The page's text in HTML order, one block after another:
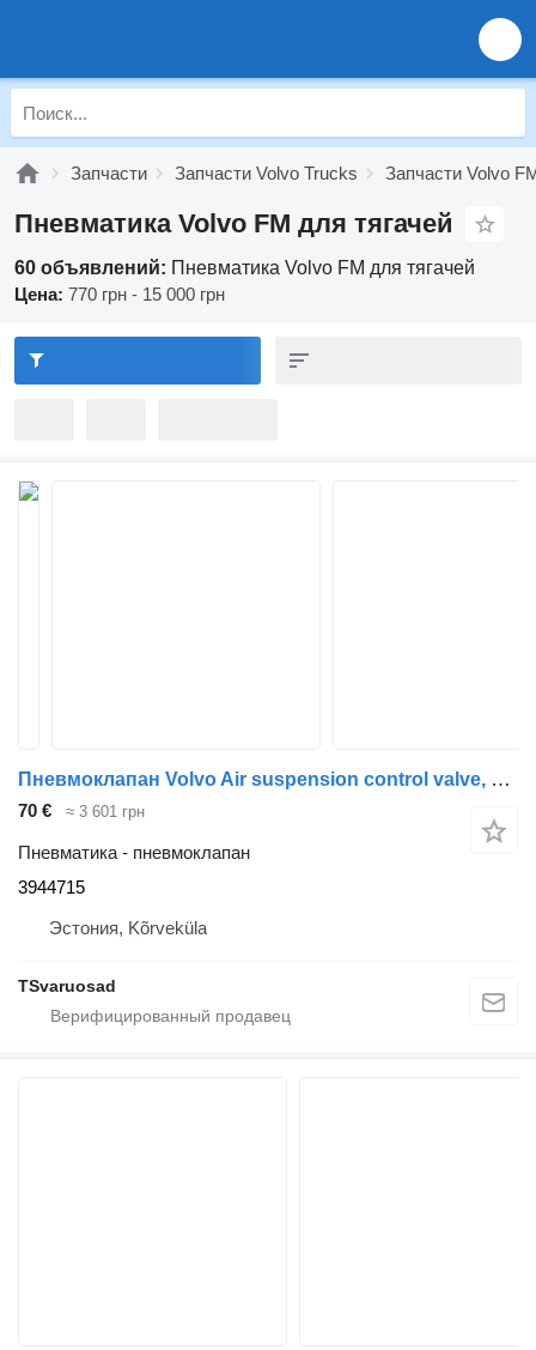
Запчасти Запчасти Volvo Trucks Запчасти Volvo
Пневматика Volvo FM для тягачей
60 объявлений: Пневматика Volvo FM для тягачей
Цена: 770 грн - 15 000 грн
Пневмоклапан Volvo Air suspension control valve, ECAS 3944715 для тягача Volvo FM9
70 € ≈ 3 601 грн
Пневматика - пневмоклапан
3944715
Эстония, Kõrveküla
TSvaruosad